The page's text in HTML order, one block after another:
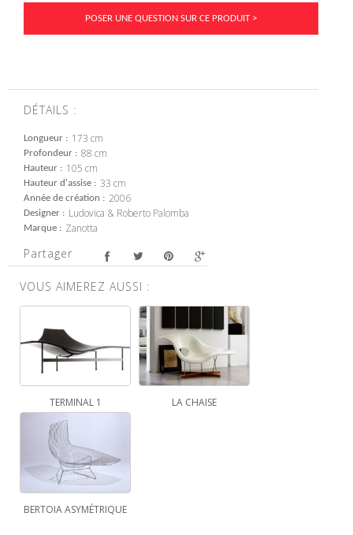
POSER UNE QUESTION SUR CE PRODUIT >
DÉTAILS :
Longueur 173 cm
Profondeur 88 cm
Hauteur 105 cm
Hauteur d'assise 33 cm
Année de création 2006
Designer Ludovica & Roberto Palomba
Marque Zanotta
Partager
VOUS AIMEREZ AUSSI :
TERMINAL 1 LA CHAISE
BERTOIA ASYMÉTRIQUE